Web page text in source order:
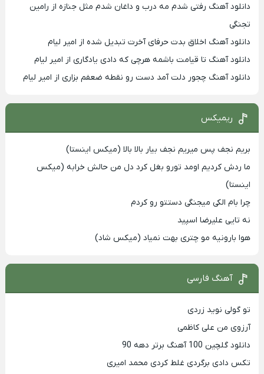
دانلود آهنگ رفتی شدم مه درب و داغان شدم مثل جنازه از رامین
تجنگی
دانلود آهنگ اخلاق بدت حرفای آخرت تبدیل شده از امیر لیام
دانلود آهنگ تا قیامت باشمه هرچی که دادی یادگاری از امیر لیام
دانلود آهنگ چجور دلت آمد دست رو نقطه ضعفم بزاری از امیر لیام
ریمیکس
بریم نجف پس میریم نجف بیار بالا بالا (میکس اینستا)
ما ردش کردیم اومد تورو بغل کرد دل من حالش خرابه (میکس
اینستا)
چرا بام الکی میجنگی دستتو رو کردم
نه تایی علیرضا اسپید
هوا بارونیه مو چتری بهت نمیاد (میکس شاد)
آهنگ فارسی
تو گولی نوید زردی
آرزوی من علی کاظمی
دانلود گلچین 100 آهنگ برتر دهه 90
تکس دادی برگردی غلط کردی محمد امیری